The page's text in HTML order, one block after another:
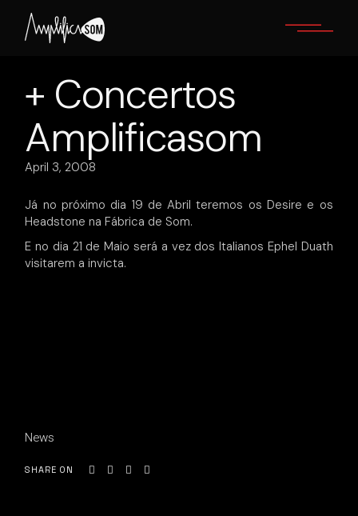
content
+ Concertos
Amplificasom
April 3, 2008
Já no próximo dia 19 de Abril teremos os Desire e os
Headstone na Fábrica de Som.
E no dia 21 de Maio será a vez dos Italianos Ephel Duath
visitarem a invicta.
News
SHARE ON